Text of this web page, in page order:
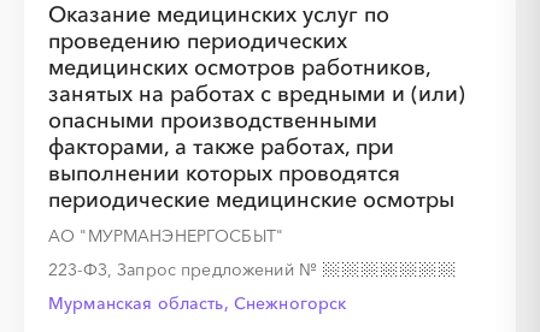
Оказание медицинских услуг по
проведению периодических
медицинских осмотров работников,
занятых на работах с вредными и (или)
опасными производственными
факторами, а также работах, при
выполнении которых проводятся
периодические медицинские осмотры
АО "МУРМАНЭНЕРГОСБЫТ"
223-ФЗ, Запрос предложений №
Мурманская область, Снежногорск